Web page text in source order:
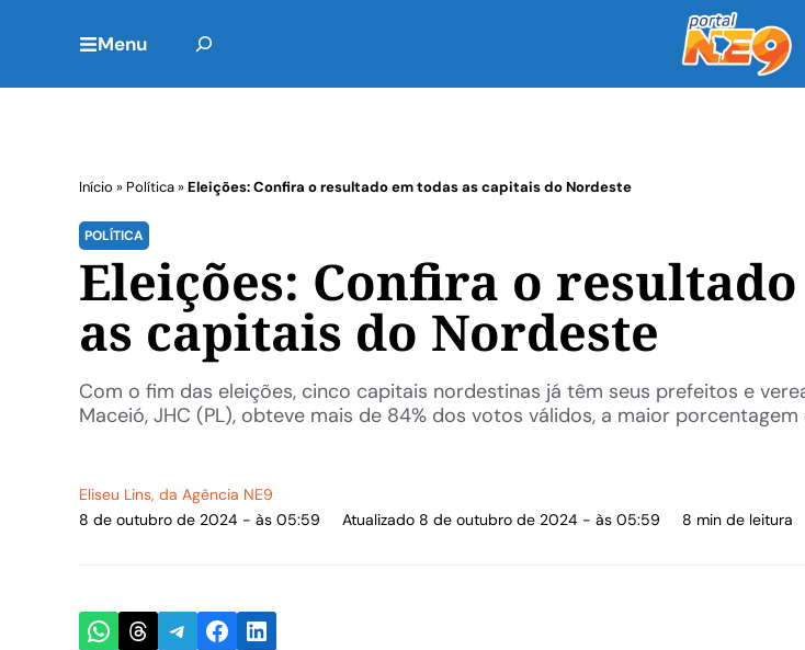
Menu
Início » Política»Eleições: Confira o resultado em todas as capitais do Nordeste
POLÍTICA
Eleições: Confira o
as capitais do Nordeste
Com o fim das eleições, cinco capitais nordestinas já têm seus prefeitos e
Maceió, JHC (PL), obteve mais de 84% dos votos válidos, a maior
Eliseu Lins, da Agência NE9
8 de outubro de 2024 - às 05:59
Atualizado 8 de outubro de 2024 - às 05:59 8 min de leitura
Share on WhatsApp
Share on Threads
Share on Telegram
Share on Facebook
Share on LinkedIn